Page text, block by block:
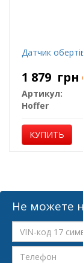
Датчик
1 879 грн
Артикул:
Hoffer
КУПИТЬ
Не можете